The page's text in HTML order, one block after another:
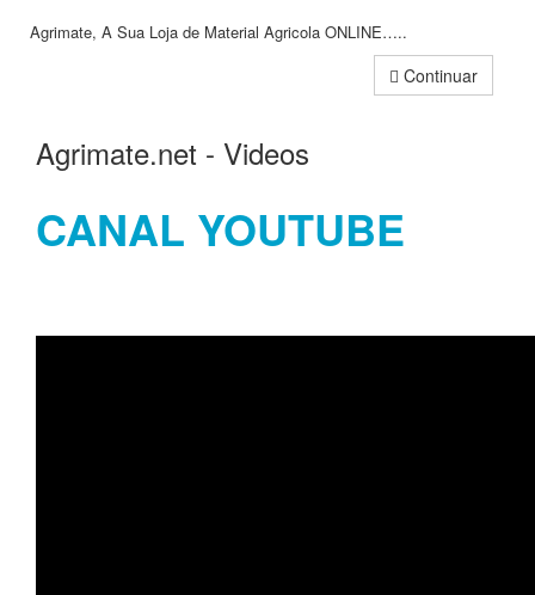
Agrimate, A Sua Loja de Material Agricola ONLINE…..
Continuar
Agrimate.net - Videos
CANAL YOUTUBE